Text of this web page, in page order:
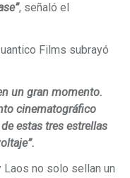
, señaló el
Films subrayó
un gran momento.
cinematográfico
estas tres estrellas
Laos no solo sellan un